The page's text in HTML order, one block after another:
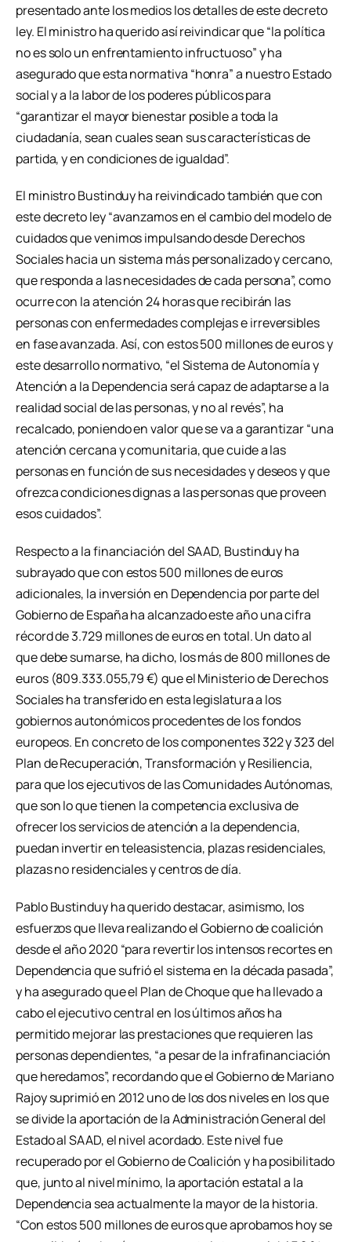
presentado ante los medios los detalles de este decreto
ley. El ministro ha querido así reivindicar que “la política
no es solo un enfrentamiento infructuoso” y ha
asegurado que esta normativa “honra” a nuestro Estado
social y a la labor de los poderes públicos para
“garantizar el mayor bienestar posible a toda la
ciudadanía, sean cuales sean sus características de
partida, y en condiciones de igualdad”.
El ministro Bustinduy ha reivindicado también que con
este decreto ley “avanzamos en el cambio del modelo de
cuidados que venimos impulsando desde Derechos
Sociales hacia un sistema más personalizado y cercano,
que responda a las necesidades de cada persona”, como
ocurre con la atención 24 horas que recibirán las
personas con enfermedades complejas e irreversibles
en fase avanzada. Así, con estos 500 millones de euros y
este desarrollo normativo, “el Sistema de Autonomía y
Atención a la Dependencia será capaz de adaptarse a la
realidad social de las personas, y no al revés”, ha
recalcado, poniendo en valor que se va a garantizar “una
atención cercana y comunitaria, que cuide a las
personas en función de sus necesidades y deseos y que
ofrezca condiciones dignas a las personas que proveen
esos cuidados”.
Respecto a la financiación del SAAD, Bustinduy ha
subrayado que con estos 500 millones de euros
adicionales, la inversión en Dependencia por parte del
Gobierno de España ha alcanzado este año una cifra
récord de 3.729 millones de euros en total. Un dato al
que debe sumarse, ha dicho, los más de 800 millones de
euros (809.333.055,79 €) que el Ministerio de Derechos
Sociales ha transferido en esta legislatura a los
gobiernos autonómicos procedentes de los fondos
europeos. En concreto de los componentes 322 y 323 del
Plan de Recuperación, Transformación y Resiliencia,
para que los ejecutivos de las Comunidades Autónomas,
que son lo que tienen la competencia exclusiva de
ofrecer los servicios de atención a la dependencia,
puedan invertir en teleasistencia, plazas residenciales,
plazas no residenciales y centros de día.
Pablo Bustinduy ha querido destacar, asimismo, los
esfuerzos que lleva realizando el Gobierno de coalición
desde el año 2020 “para revertir los intensos recortes en
Dependencia que sufrió el sistema en la década pasada”,
y ha asegurado que el Plan de Choque que ha llevado a
cabo el ejecutivo central en los últimos años ha
permitido mejorar las prestaciones que requieren las
personas dependientes, “a pesar de la infrafinanciación
que heredamos”, recordando que el Gobierno de Mariano
Rajoy suprimió en 2012 uno de los dos niveles en los que
se divide la aportación de la Administración General del
Estado al SAAD, el nivel acordado. Este nivel fue
recuperado por el Gobierno de Coalición y ha posibilitado
que, junto al nivel mínimo, la aportación estatal a la
Dependencia sea actualmente la mayor de la historia.
“Con estos 500 millones de euros que aprobamos hoy se